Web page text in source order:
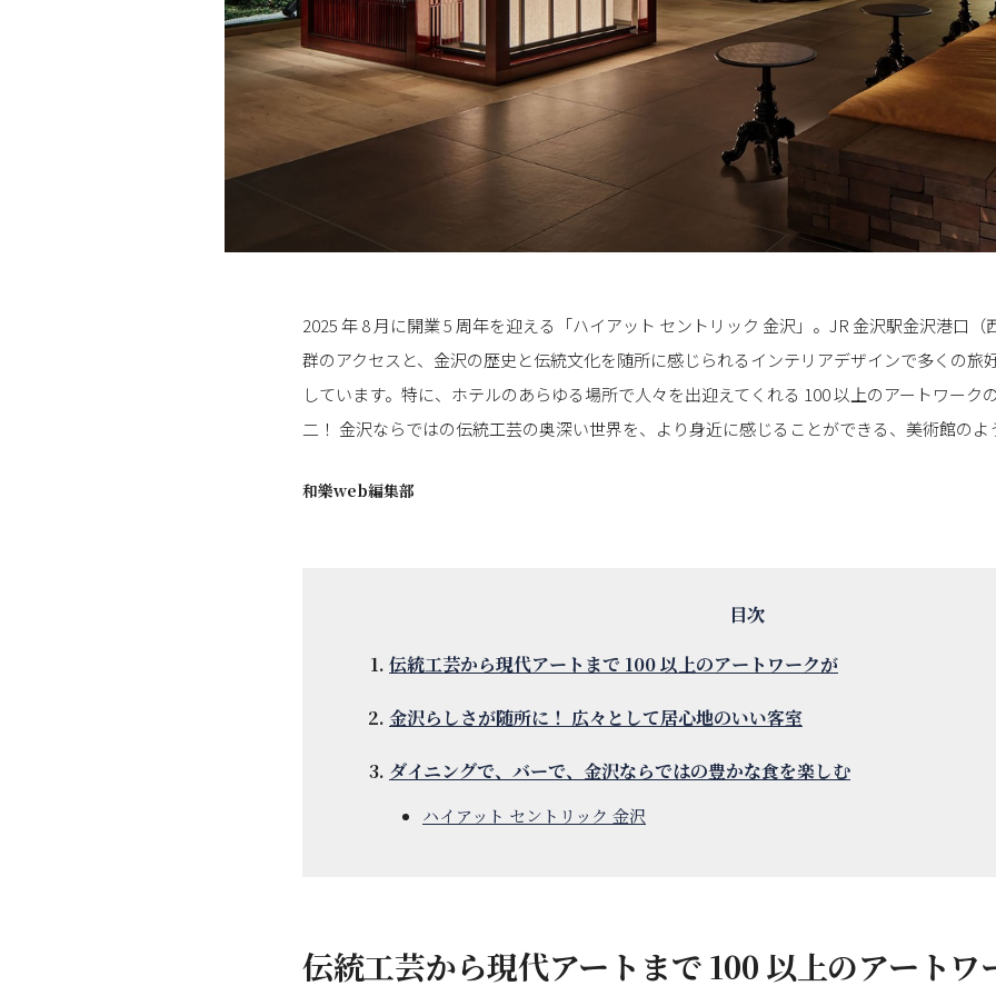
2025 年 8 月に開業 5 周年を迎える「ハイアット セントリック 金沢」。JR 金沢駅金沢港口
群のアクセスと、金沢の歴史と伝統文化を随所に感じられるインテリアデザインで多くの旅
しています。特に、ホテルのあらゆる場所で人々を出迎えてくれる 100 以上のアートワーク
二！ 金沢ならではの伝統工芸の奥深い世界を、より身近に感じることができる、美術館の
和樂web編集部
伝統工芸から現代アートまで 100 以上のアートワークが
金沢らしさが随所に！ 広々として居心地のいい客室
ダイニングで、バーで、金沢ならではの豊かな食を楽しむ
ハイアット セントリック 金沢
伝統工芸から現代アートまで 100 以上のアートワ